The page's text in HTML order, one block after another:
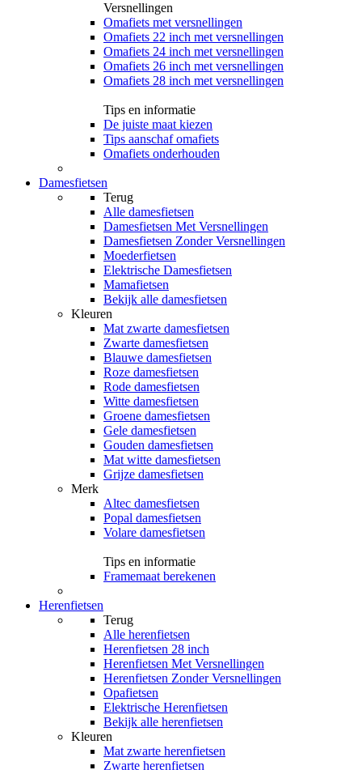
Versnellingen
Omafiets met versnellingen
Omafiets 22 inch met versnellingen
Omafiets 24 inch met versnellingen
Omafiets 26 inch met versnellingen
Omafiets 28 inch met versnellingen
Tips en informatie
De juiste maat kiezen
Tips aanschaf omafiets
Omafiets onderhouden
Damesfietsen
Terug
Alle damesfietsen
Damesfietsen Met Versnellingen
Damesfietsen Zonder Versnellingen
Moederfietsen
Elektrische Damesfietsen
Mamafietsen
Bekijk alle damesfietsen
Kleuren
Mat zwarte damesfietsen
Zwarte damesfietsen
Blauwe damesfietsen
Roze damesfietsen
Rode damesfietsen
Witte damesfietsen
Groene damesfietsen
Gele damesfietsen
Gouden damesfietsen
Mat witte damesfietsen
Grijze damesfietsen
Merk
Altec damesfietsen
Popal damesfietsen
Volare damesfietsen
Tips en informatie
Framemaat berekenen
Herenfietsen
Terug
Alle herenfietsen
Herenfietsen 28 inch
Herenfietsen Met Versnellingen
Herenfietsen Zonder Versnellingen
Opafietsen
Elektrische Herenfietsen
Bekijk alle herenfietsen
Kleuren
Mat zwarte herenfietsen
Zwarte herenfietsen